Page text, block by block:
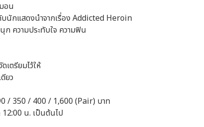
อน
นักแสดงนำจากเรื่อง Addicted Heroin
ความประทับใจ ความฟิน
ตรียมไว้ให้
ยว
/ 350 / 400 / 1,600 (Pair) บาท
น. เป็นต้นไป